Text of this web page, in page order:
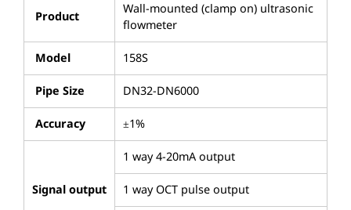
Product
Wall-mounted (clamp on) ultrasonic
flowmeter
Model
158S
Pipe Size
DN32-DN6000
Accuracy
±1%
Signal output
1 way 4-20mA output
1 way OCT pulse output